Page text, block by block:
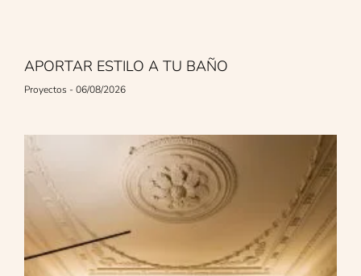
APORTAR ESTILO A TU BAÑO
Proyectos 06/08/2026